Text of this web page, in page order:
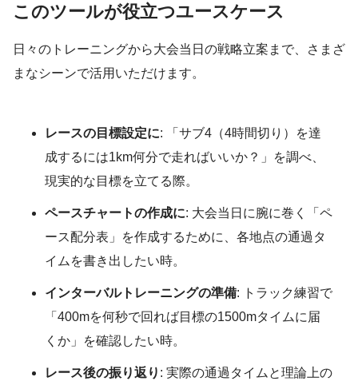
このツールが役立つユースケース
日々のトレーニングから大会当日の戦略立案まで、さまざ
まなシーンで活用いただけます。
レースの目標設定に: 「サブ4（4時間切り）を達
成するには1km何分で走ればいいか？」を調べ、
現実的な目標を立てる際。
ペースチャートの作成に: 大会当日に腕に巻く「ペ
ース配分表」を作成するために、各地点の通過タ
イムを書き出したい時。
インターバルトレーニングの準備: トラック練習で
「400mを何秒で回れば目標の1500mタイムに届
くか」を確認したい時。
レース後の振り返り : 実際の通過タイムと理論上の